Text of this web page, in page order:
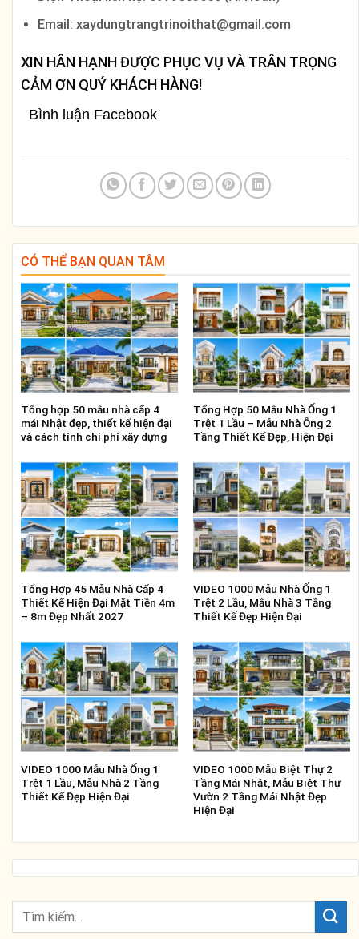
Email: xaydungtrangtrinoithat@gmail.com
XIN HÂN HẠNH ĐƯỢC PHỤC VỤ VÀ TRÂN TRỌNG
CẢM ƠN QUÝ KHÁCH HÀNG!
Bình luận Facebook
CÓ THỂ BẠN QUAN TÂM
Tổng hợp 50 mẫu nhà cấp 4
mái Nhật đẹp, thiết kế hiện đại
và cách tính chi phí xây dựng
Tổng Hợp 50 Mẫu Nhà Ống 1
Trệt 1 Lầu – Mẫu Nhà Ống 2
Tầng Thiết Kế Đẹp, Hiện Đại
Tổng Hợp 45 Mẫu Nhà Cấp 4
Thiết Kế Hiện Đại Mặt Tiền 4m
– 8m Đẹp Nhất 2027
VIDEO 1000 Mẫu Nhà Ống 1
Trệt 2 Lầu, Mẫu Nhà 3 Tầng
Thiết Kế Đẹp Hiện Đại
VIDEO 1000 Mẫu Nhà Ống 1
Trệt 1 Lầu, Mẫu Nhà 2 Tầng
Thiết Kế Đẹp Hiện Đại
VIDEO 1000 Mẫu Biệt Thự 2
Tầng Mái Nhật, Mẫu Biệt Thự
Vườn 2 Tầng Mái Nhật Đẹp
Hiện Đại